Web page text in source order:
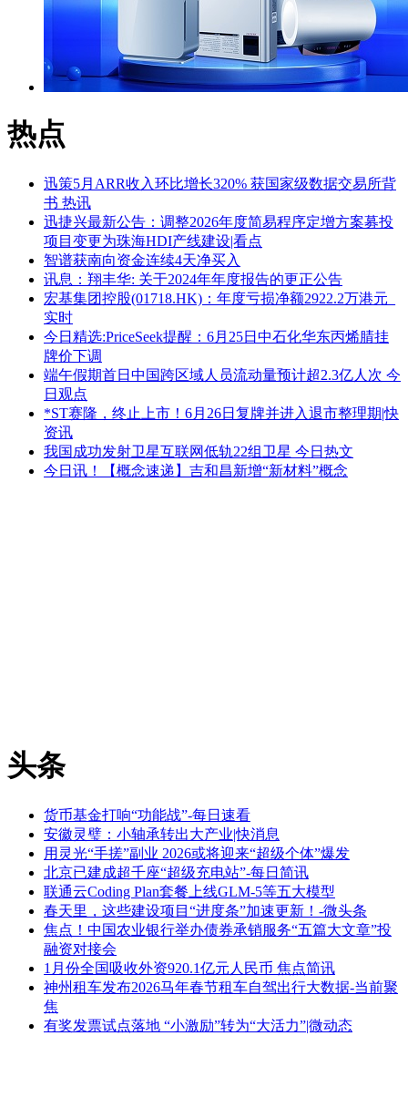
热点
迅策5月ARR收入环比增长320% 获国家级数据交易所背
书 热讯
迅捷兴最新公告：调整2026年度简易程序定增方案募投
项目变更为珠海HDI产线建设|看点
智谱获南向资金连续4天净买入
讯息：翔丰华: 关于2024年年度报告的更正公告
宏基集团控股(01718.HK)：年度亏损净额2922.2万港元_
实时
今日精选:PriceSeek提醒：6月25日中石化华东丙烯腈挂
牌价下调
端午假期首日中国跨区域人员流动量预计超2.3亿人次 今
日观点
*ST赛隆，终止上市！6月26日复牌并进入退市整理期|快
资讯
我国成功发射卫星互联网低轨22组卫星 今日热文
今日讯！【概念速递】吉和昌新增“新材料”概念
头条
货币基金打响“功能战”-每日速看
安徽灵璧：小轴承转出大产业|快消息
用灵光“手搓”副业 2026或将迎来“超级个体”爆发
北京已建成超千座“超级充电站”-每日简讯
联通云Coding Plan套餐上线GLM-5等五大模型
春天里，这些建设项目“进度条”加速更新！-微头条
焦点！中国农业银行举办债券承销服务“五篇大文章”投
融资对接会
1月份全国吸收外资920.1亿元人民币 焦点简讯
神州租车发布2026马年春节租车自驾出行大数据-当前聚
焦
有奖发票试点落地 “小激励”转为“大活力”|微动态